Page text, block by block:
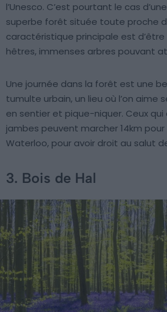
l’Unesco. C’est pourtant le cas
superbe forêt située toute proche
caractéristique principale est
hêtres, immenses arbres pouvant
Une journée dans la forêt est une
tumulte urbain, un lieu où l’on aime
en sentier et pique-niquer. Ceux
jambes peuvent marcher 14km
Waterloo, pour avoir droit au salut
3. Bois de Hal